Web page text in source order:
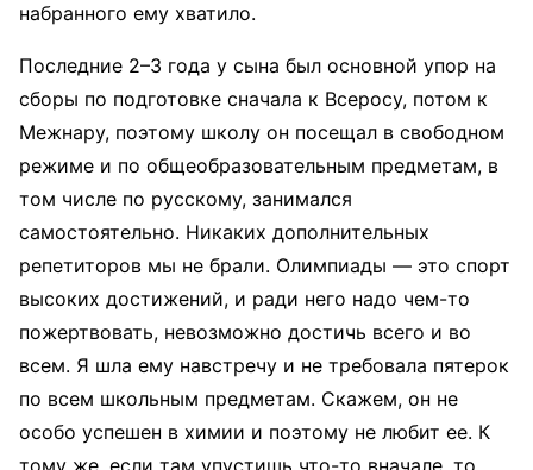
набранного ему хватило.
Последние 2–3 года у сына был основной упор на
сборы по подготовке сначала к Всеросу, потом к
Межнару, поэтому школу он посещал в свободном
режиме и по общеобразовательным предметам, в
том числе по русскому, занимался
самостоятельно. Никаких дополнительных
репетиторов мы не брали. Олимпиады — это спорт
высоких достижений, и ради него надо чем-то
пожертвовать, невозможно достичь всего и во
всем. Я шла ему навстречу и не требовала пятерок
по всем школьным предметам. Скажем, он не
особо успешен в химии и поэтому не любит ее. К